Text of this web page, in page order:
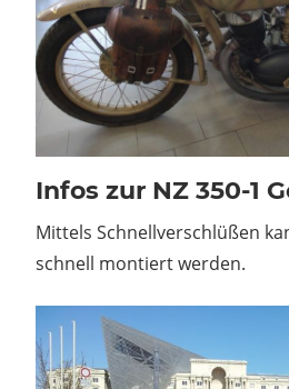
Infos zur NZ 350-1
Mittels Schnellverschlüßen
schnell montiert werden.